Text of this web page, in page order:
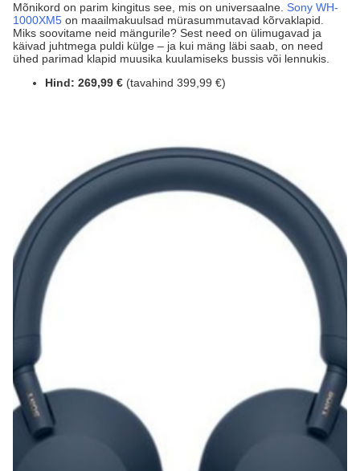
Mõnikord on parim kingitus see, mis on universaalne. Sony WH-
1000XM5 on maailmakuulsad mürasummutavad kõrvaklapid.
Miks soovitame neid mängurile? Sest need on ülimugavad ja
käivad juhtmega puldi külge – ja kui mäng läbi saab, on need
ühed parimad klapid muusika kuulamiseks bussis või lennukis.
Hind: 269,99 € (tavahind 399,99 €)